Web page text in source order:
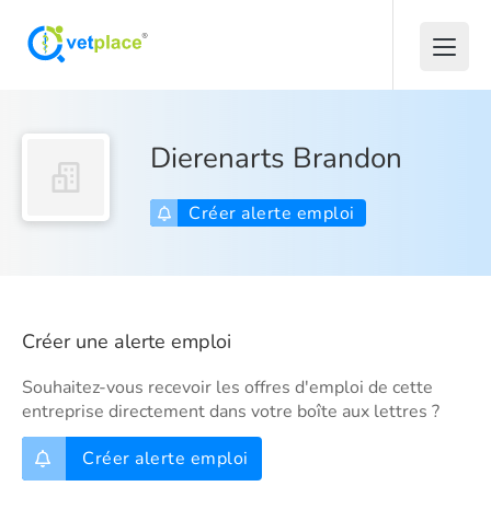
Dierenarts Brandon
Créer alerte emploi
Créer une alerte emploi
Souhaitez-vous recevoir les offres d'emploi de cette
entreprise directement dans votre boîte aux lettres ?
Créer alerte emploi